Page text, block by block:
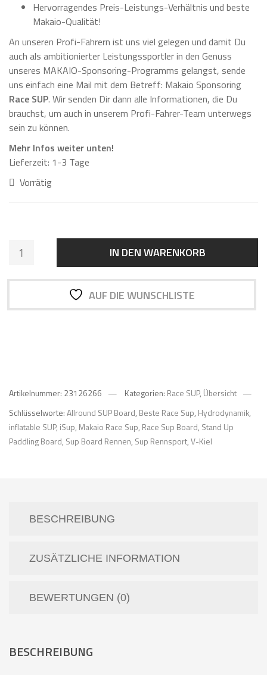
Hervorragendes Preis-Leistungs-Verhältnis und beste
Makaio-Qualität!
An unseren Profi-Fahrern ist uns viel gelegen und damit Du
auch als ambitionierter Leistungssportler in den Genuss
unseres MAKAIO-Sponsoring-Programms gelangst, sende
uns einfach eine Mail mit dem Betreff: Makaio Sponsoring
Race SUP. Wir senden Dir dann alle Informationen, die Du
brauchst, um auch in unserem Profi-Fahrer-Team unterwegs
sein zu können.
Mehr Infos weiter unten!
Lieferzeit: 1-3 Tage
Vorrätig
MAKAIO
Menge
IN DEN WARENKORB
AUF DIE WUNSCHLISTE
Artikelnummer: 23126266 Kategorien: Race SUP, Übersicht
Schlüsselworte:Allround SUP Board, Beste Race Sup, Hydrodynamik,
inflatable SUP, iSup, Makaio Race Sup, Race Sup Board, Stand Up
Paddling Board, Sup Board Rennen, Sup Rennsport,V-Kiel
BESCHREIBUNG
ZUSÄTZLICHE INFORMATION
BEWERTUNGEN (0)
BESCHREIBUNG